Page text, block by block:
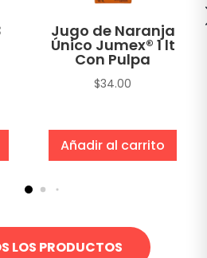
Jugo de Naranja
Único Jumex® 1 lt
Con Pulpa
$34.00
Añadir al carrito
LOS PRODUCTOS